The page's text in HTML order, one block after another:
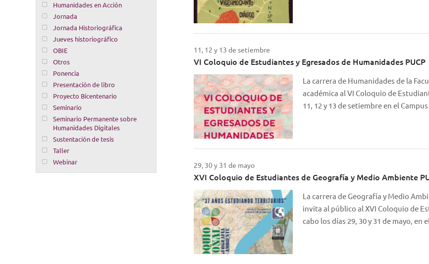
Humanidades en Acción
Jornada
Jornada Historiográfica
Jueves historiográfico
OBIE
Otros
Ponencia
Presentación de libro
Proyecto Bicentenario
Seminario
Seminario Permanente sobre
Humanidades Digitales
Sustentación de tesis
Taller
Webinar
11, 12 y 13 de setiembre
VI Coloquio de Estudiantes y Egresados de Humanidades PUCP
La carrera de Humanidades de la
académica al VI Coloquio de
11, 12 y 13 de setiembre en el
29, 30 y 31 de mayo
XVI Coloquio de Estudiantes de Geografía y Medio Ambiente
La carrera de Geografía y Medio
invita al público al XVI Coloquio de
cabo los días 29, 30 y 31 de mayo,